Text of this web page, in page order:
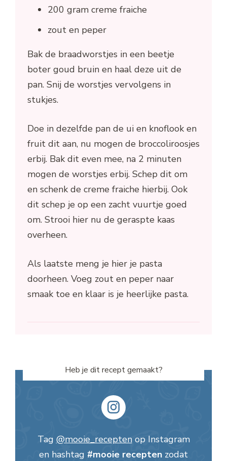
200 gram creme fraiche
zout en peper
Bak de braadworstjes in een beetje
boter goud bruin en haal deze uit de
pan. Snij de worstjes vervolgens in
stukjes.
Doe in dezelfde pan de ui en knoflook en
fruit dit aan, nu mogen de broccoliroosjes
erbij. Bak dit even mee, na 2 minuten
mogen de worstjes erbij. Schep dit om
en schenk de creme fraiche hierbij. Ook
dit schep je op een zacht vuurtje goed
om. Strooi hier nu de geraspte kaas
overheen.
Als laatste meng je hier je pasta
doorheen. Voeg zout en peper naar
smaak toe en klaar is je heerlijke pasta.
Heb je dit recept gemaakt?
Tag @mooie_receptenop Instagram
en hashtag #mooie recepten zodat